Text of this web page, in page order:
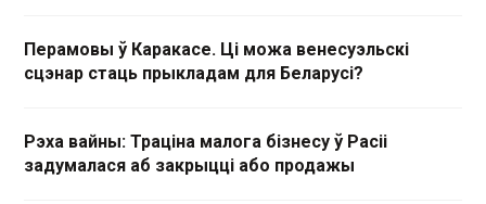
Перамовы ў Каракасе. Ці можа венесуэльскі
сцэнар стаць прыкладам для Беларусі?
Рэха вайны: Траціна малога бізнесу ў Расіі
задумалася аб закрыцці або продажы